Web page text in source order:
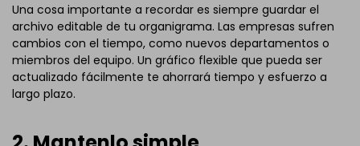
Una cosa importante a recordar es siempre guardar el
archivo editable de tu organigrama. Las empresas sufren
cambios con el tiempo, como nuevos departamentos o
miembros del equipo. Un gráfico flexible que pueda ser
actualizado fácilmente te ahorrará tiempo y esfuerzo a
largo plazo.